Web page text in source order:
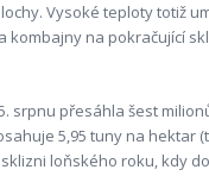
Vysoké teploty totiž
kombajny na pokračující
srpnu přesáhla šest
5,95 tuny na hektar
loňského roku, kdy